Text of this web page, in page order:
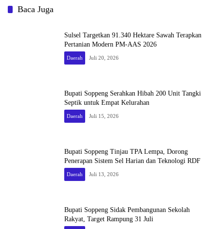
Baca Juga
Sulsel Targetkan 91.340 Hektare Sawah Terapkan
Pertanian Modern PM-AAS 2026
Daerah Juli 20, 2026
Bupati Soppeng Serahkan Hibah 200 Unit Tangki
Septik untuk Empat Kelurahan
Daerah Juli 15, 2026
Bupati Soppeng Tinjau TPA Lempa, Dorong
Penerapan Sistem Sel Harian dan Teknologi RDF
Daerah Juli 13, 2026
Bupati Soppeng Sidak Pembangunan Sekolah
Rakyat, Target Rampung 31 Juli